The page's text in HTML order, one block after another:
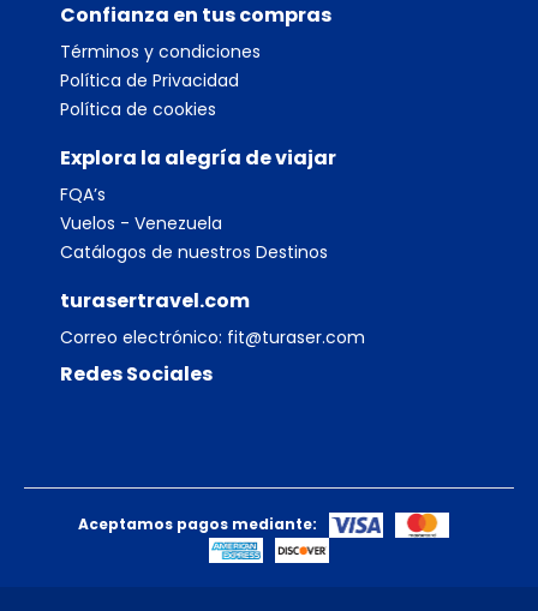
Confianza en tus compras
Términos y condiciones
Política de Privacidad
Política de cookies
Explora la alegría de viajar
FQA’s
Vuelos - Venezuela
Catálogos de nuestros Destinos
turasertravel.com
Correo electrónico: fit@turaser.com
Redes Sociales
Aceptamos pagos mediante: